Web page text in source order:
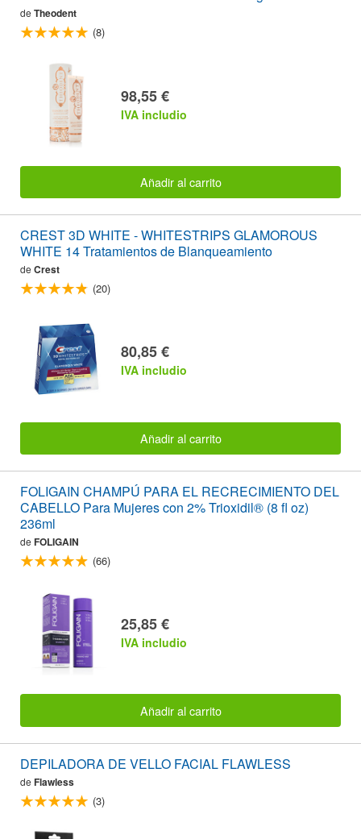
de Theodent
(8)
98,55 €
IVA includio
Añadir al carrito
CREST 3D WHITE - WHITESTRIPS GLAMOROUS
WHITE 14 Tratamientos de Blanqueamiento
de Crest
(20)
80,85 €
IVA includio
Añadir al carrito
FOLIGAIN CHAMPÚ PARA EL RECRECIMIENTO DEL
CABELLO Para Mujeres con 2% Trioxidil® (8 fl oz)
236ml
de FOLIGAIN
(66)
25,85 €
IVA includio
Añadir al carrito
DEPILADORA DE VELLO FACIAL FLAWLESS
de Flawless
(3)